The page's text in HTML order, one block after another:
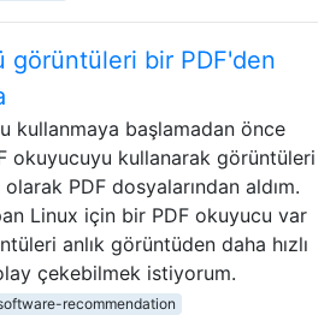
görüntüleri bir PDF'den
kullanmaya başlamadan önce
okuyucuyu kullanarak görüntüleri
PDF dosyalarından aldım.
Linux için bir PDF okuyucu var
anlık görüntüden daha hızlı
çekebilmek istiyorum.
recommendation